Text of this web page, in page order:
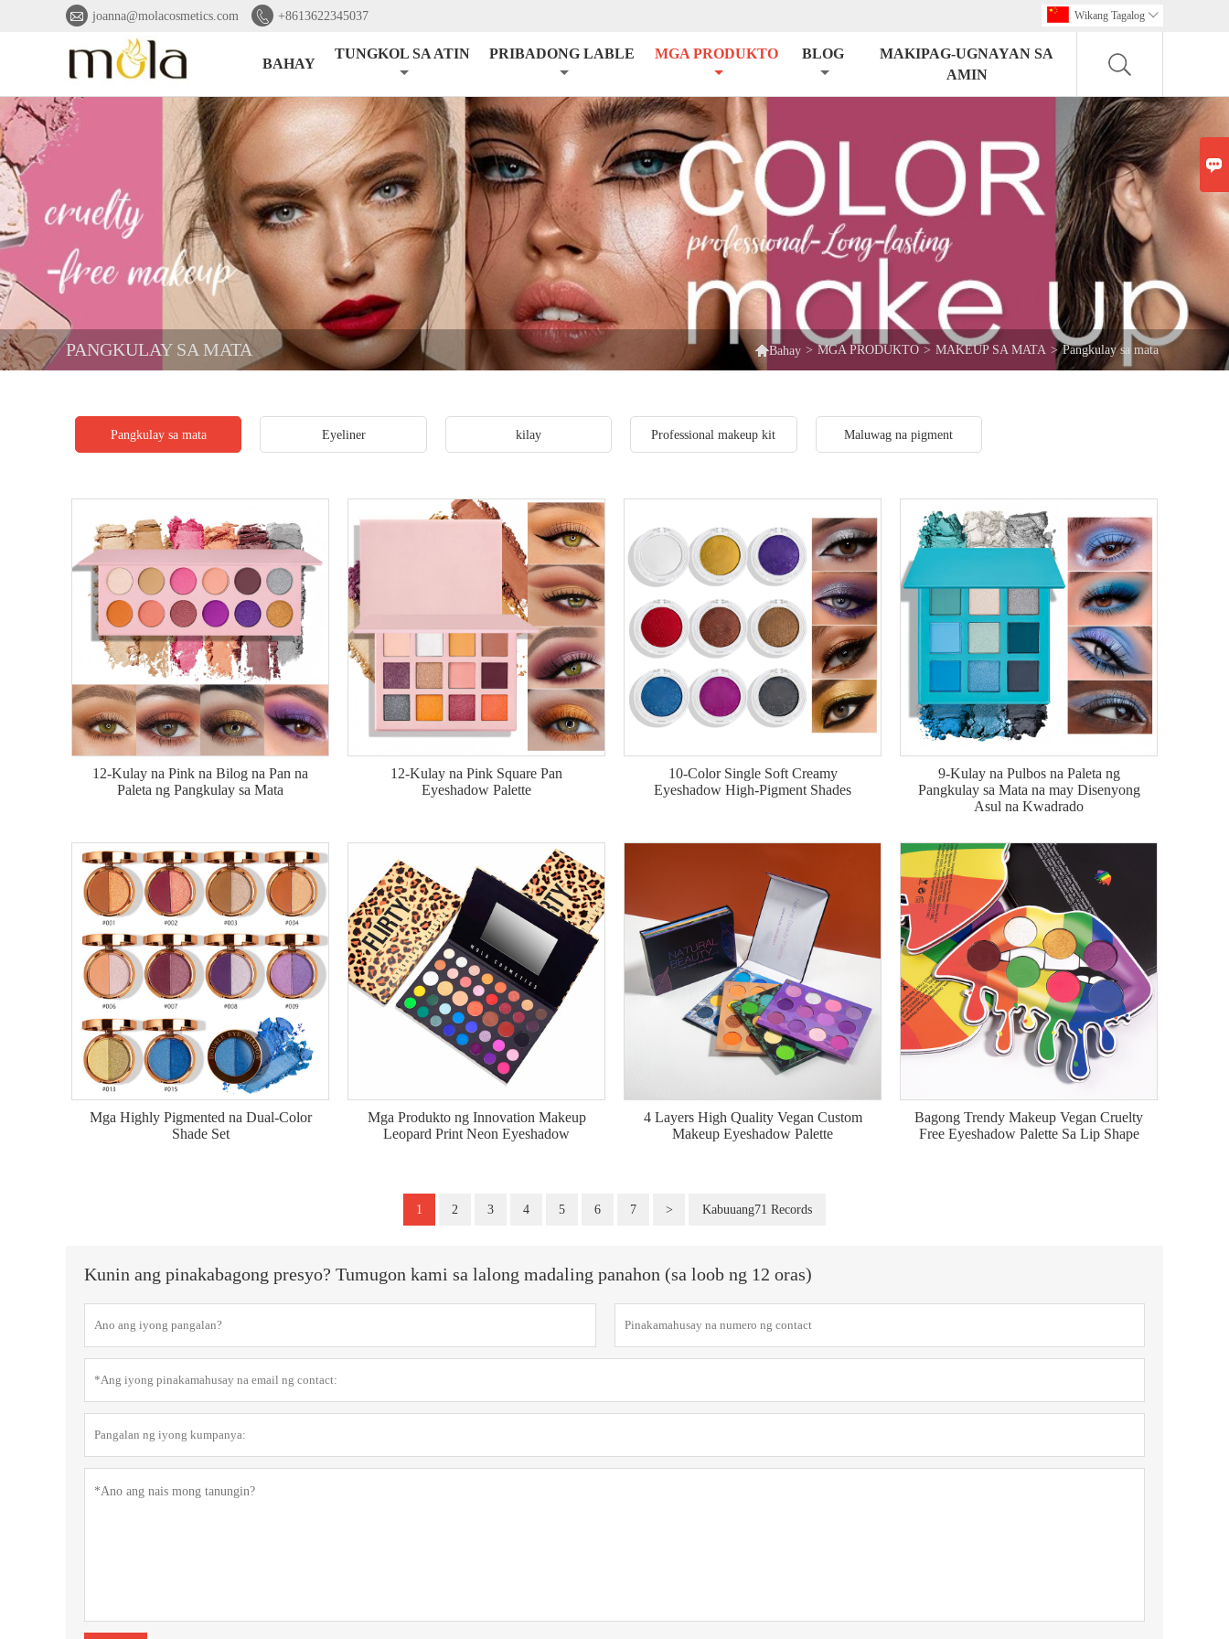
 joanna@molacosmetics.com  +8613622345037 Wikang Tagalog 
BAHAY
TUNGKOL SA ATIN PRIBADONG LABLE MGA PRODUKTO BLOG
MAKIPAG-UGNAYAN SA
AMIN
PANGKULAY SA MATA Bahay > MGA PRODUKTO > MAKEUP SA MATA > Pangkulay sa mata
Pangkulay sa mata Eyeliner kilay Professional makeup kit Maluwag na pigment
12-Kulay na Pink na Bilog na Pan na
Paleta ng Pangkulay sa Mata
12-Kulay na Pink Square Pan
Eyeshadow Palette
10-Color Single Soft Creamy
Eyeshadow High-Pigment Shades
9-Kulay na Pulbos na Paleta ng
Pangkulay sa Mata na may Disenyong
Asul na Kwadrado
Mga Highly Pigmented na Dual-Color
Shade Set
Mga Produkto ng Innovation Makeup
Leopard Print Neon Eyeshadow
4 Layers High Quality Vegan Custom
Makeup Eyeshadow Palette
Bagong Trendy Makeup Vegan Cruelty
Free Eyeshadow Palette Sa Lip Shape
1 2 3 4 5 6 7 > Kabuuang71 Records
Kunin ang pinakabagong presyo? Tumugon kami sa lalong madaling panahon (sa loob ng 12 oras)
